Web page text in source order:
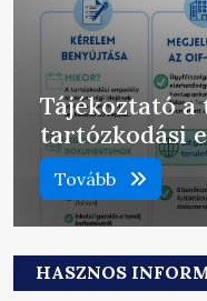
Tájékoztató
tartózkodási
Tovább
HASZNOS